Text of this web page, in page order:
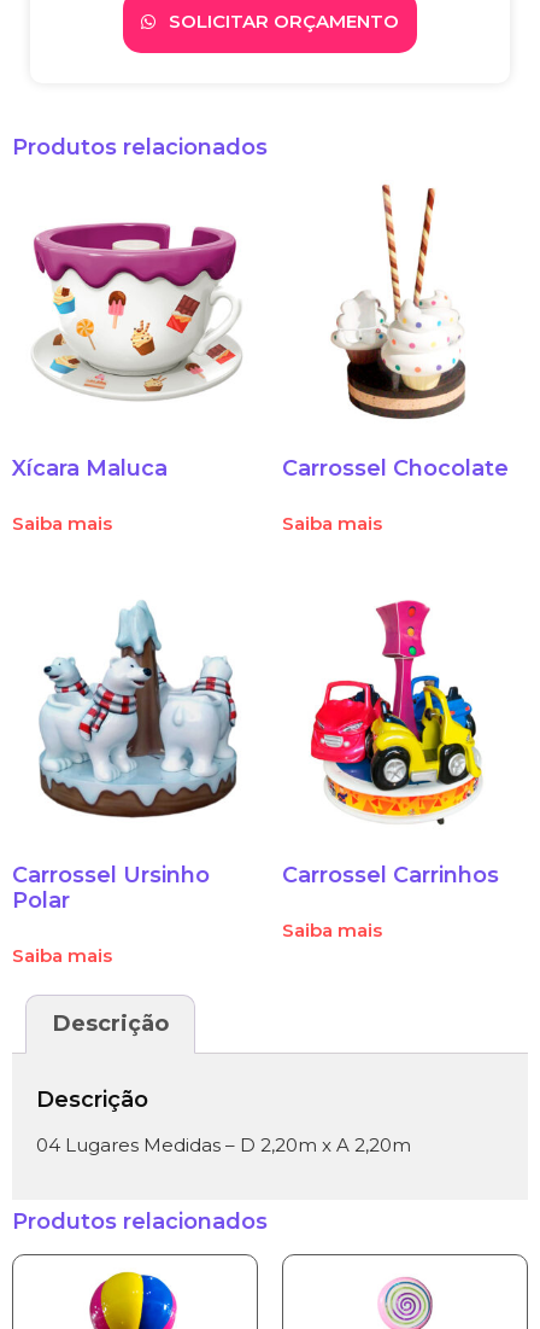
SOLICITAR ORÇAMENTO
Produtos relacionados
Xícara Maluca
Saiba mais
Carrossel Chocolate
Saiba mais
Carrossel Ursinho
Polar
Saiba mais
Carrossel Carrinhos
Saiba mais
Descrição
Descrição
04 Lugares Medidas – D 2,20m x A 2,20m
Produtos relacionados